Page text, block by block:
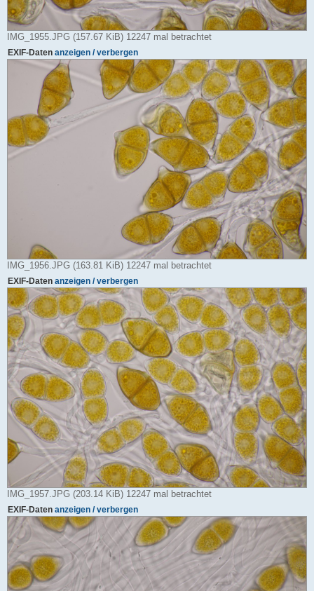
IMG_1955.JPG (157.67 KiB) 12247 mal betrachtet
EXIF-Daten anzeigen / verbergen
IMG_1956.JPG (163.81 KiB) 12247 mal betrachtet
EXIF-Daten anzeigen / verbergen
IMG_1957.JPG (203.14 KiB) 12247 mal betrachtet
EXIF-Daten anzeigen / verbergen